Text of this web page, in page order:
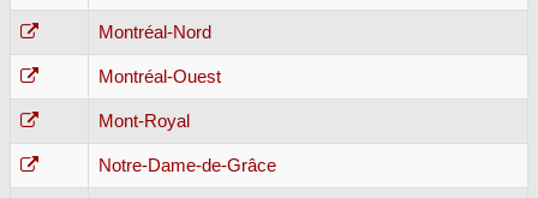
Montréal-Nord
Montréal-Ouest
Mont-Royal
Notre-Dame-de-Grâce